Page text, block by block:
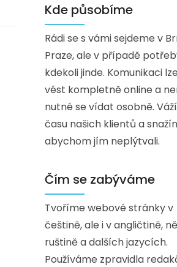
Kde působíme
Rádi se s vámi sejdeme v
Praze, ale v případě
kdekoli jinde. Komunikaci
vést kompletně online a
nutné se vídat osobně.
času našich klientů a
abychom jím neplýtvali.
Čím se zabýváme
Tvoříme webové stránky v
češtině, ale i v angličtině,
ruštině a dalších jazycích.
Používáme zpravidla